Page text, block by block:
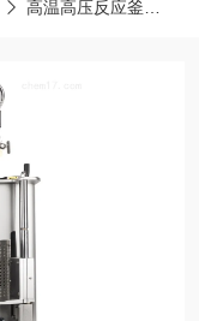
高温高压反应釜